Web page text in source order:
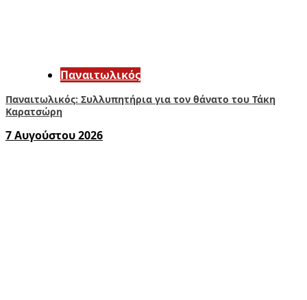
Παναιτωλικός
Παναιτωλικός: Συλλυπητήρια για τον θάνατο του Τάκη
Καρατσώρη
7 Αυγούστου 2026